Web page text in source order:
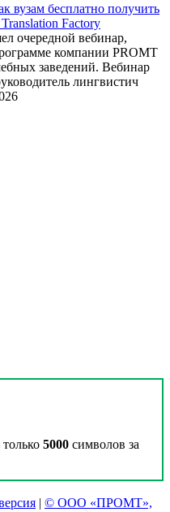
вузам бесплатно получить
Factory
очередной вебинар,
компании PROMT
заведений. Вебинар
лингвистич
5000 символов за
| © ООО «ПРОМТ»,